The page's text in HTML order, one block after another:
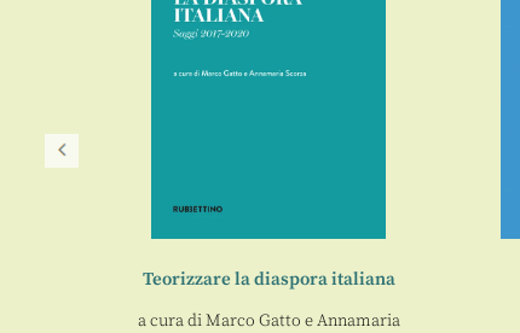
Teorizzare la diaspora italiana
a cura diMarco Gatto eAnnamaria